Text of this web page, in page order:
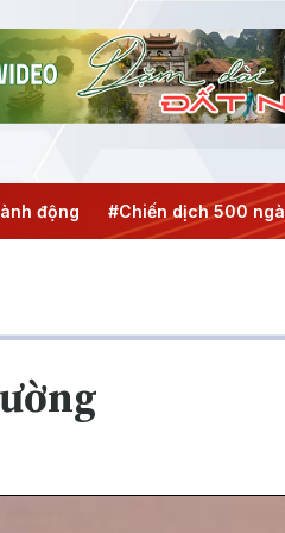
#Chiến dịch 500 ngày đêm